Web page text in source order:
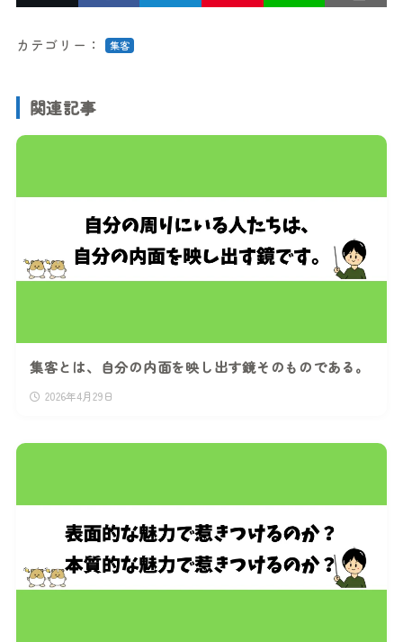
カテゴリー： 集客
関連記事
集客とは、自分の内面を映し出す鏡そのものである。
2026年4月29日